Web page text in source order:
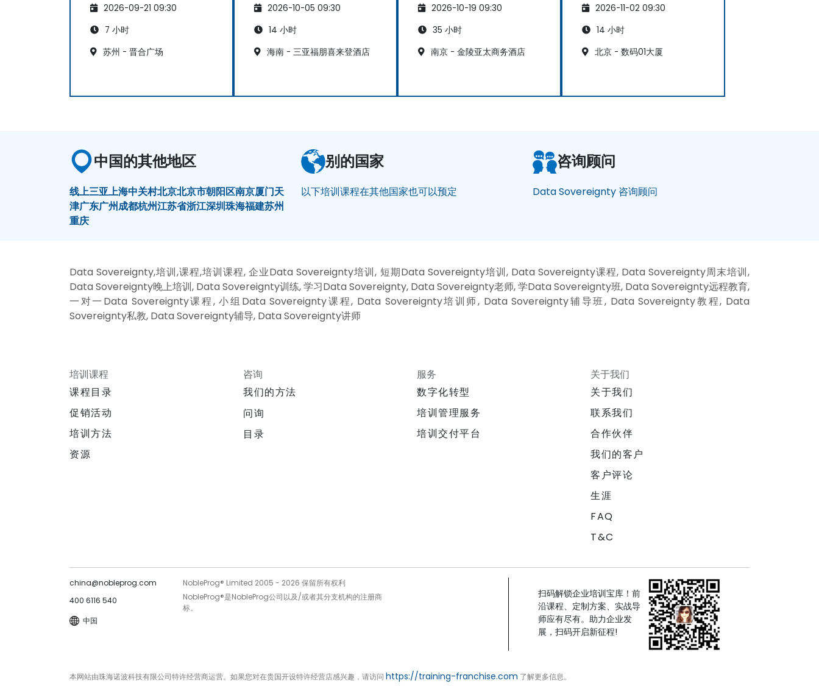
2026-09-21 09:30
7 小时
苏州 - 晋合广场
2026-10-05 09:30
14 小时
海南 - 三亚福朋喜来登酒店
2026-10-19 09:30
35 小时
南京 - 金陵亚太商务酒店
2026-11-02 09:30
14 小时
北京 - 数码01大厦
中国的其他地区
线上三亚上海中关村北京北京市朝阳区南京厦门天
津广东广州成都杭州江苏省浙江深圳珠海福建苏州
重庆
别的国家
以下培训课程在其他国家也可以预定
咨询顾问
Data Sovereignty 咨询顾问
Data Sovereignty,培训,课程,培训课程, 企业Data Sovereignty培训, 短期Data Sovereignty培训, Data Sovereignty课程, Data Sovereignty周末培训,
Data Sovereignty晚上培训, Data Sovereignty训练, 学习Data Sovereignty, Data Sovereignty老师, 学Data Sovereignty班, Data Sovereignty远程教育,
一对一Data Sovereignty课程, 小组Data Sovereignty课程, Data Sovereignty培训师, Data Sovereignty辅导班, Data Sovereignty教程, Data
Sovereignty私教, Data Sovereignty辅导, Data Sovereignty讲师
培训课程
课程目录
促销活动
培训方法
资源
咨询
我们的方法
问询
目录
服务
数字化转型
培训管理服务
培训交付平台
关于我们
关于我们
联系我们
合作伙伴
我们的客户
客户评论
生涯
FAQ
T&C
china@nobleprog.com
400 6116 540
中国
NobleProg® Limited 2005 - 2026 保留所有权利
NobleProg®是NobleProg公司以及/或者其分支机构的注册商
标。
扫码解锁企业培训宝库！前
沿课程、定制方案、实战导
师应有尽有。助力企业发
展，扫码开启新征程!
本网站由珠海诺波科技有限公司特许经营商运营。如果您对在贵国开设特许经营店感兴趣，请访问 https://training-franchise.com 了解更多信息。